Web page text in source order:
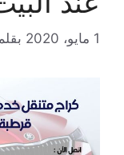
1 مايو، 2020